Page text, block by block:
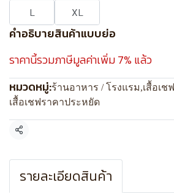
L
XL
คำอธิบายสินค้าแบบย่อ
ราคานี้รวมภาษีมูลค่าเพิ่ม 7% แล้ว
หมวดหมู่:ร้านอาหาร / โรงแรม,เสื้อเชฟ
เสื้อเชฟราคาประหยัด
แชร์
รายละเอียดสินค้า